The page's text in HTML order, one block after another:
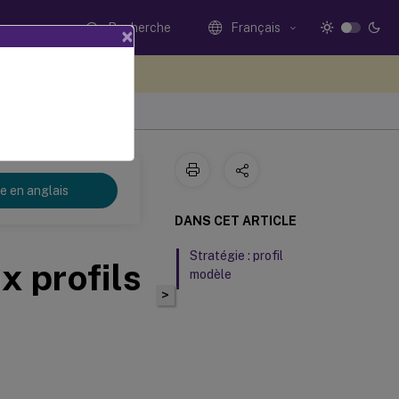
Recherche Français
en anglais
profils
>
DANS CET ARTICLE
Stratégie : profil
modèle
×